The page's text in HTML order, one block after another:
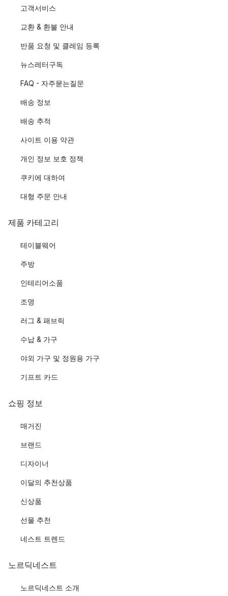
고객서비스
교환 & 환불 안내
반품 요청 및 클레임 등록
뉴스레터구독
FAQ - 자주묻는질문
배송 정보
배송 추적
사이트 이용 약관
개인 정보 보호 정책
쿠키에 대하여
대형 주문 안내
제품 카테고리
테이블웨어
주방
인테리어소품
조명
러그 & 패브릭
수납 & 가구
야외 가구 및 정원용 가구
기프트 카드
쇼핑 정보
매거진
브랜드
디자이너
이달의 추천상품
신상품
선물 추천
네스트 트렌드
노르딕네스트
노르딕네스트 소개